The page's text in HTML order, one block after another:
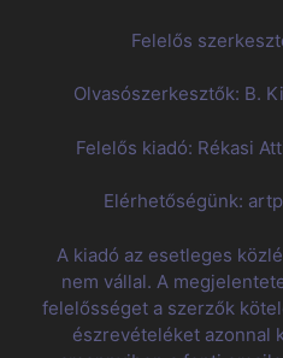
Felelős
Olvasószerkesztők: B.
Felelős kiadó: Rékasi
Elérhetőségünk:
A kiadó az esetleges
nem vállal. A
felelősséget a szerzők
észrevételéket azonnal